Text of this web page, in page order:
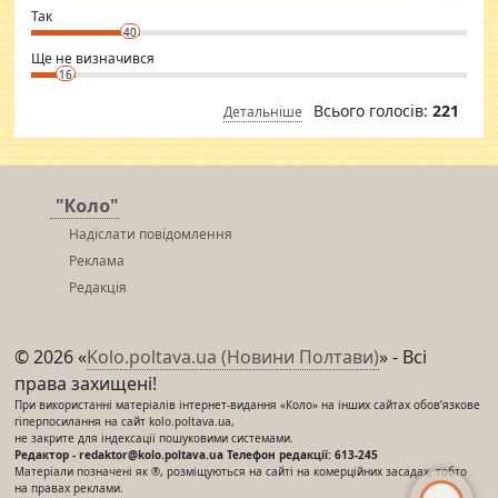
⇒ sakshimirchandani.com
Так
40
Ще не визначився
16
Детальніше Всього голосів: 221
"Коло"
Надіслати повідомлення
Реклама
Редакція
© 2026 «Kolo.poltava.ua (Новини Полтави)» - Всі
права захищені!
При використанні матеріалів інтернет-видання «Коло» на інших сайтах обов’язкове
гіперпосилання на сайт kolo.poltava.ua,
не закрите для індексації пошуковими системами.
Редактор - redaktor@kolo.poltava.ua Телефон редакції: 613-245
Матеріали позначені як ®, розміщуються на сайті на комерційних засадах, тобто
на правах реклами.